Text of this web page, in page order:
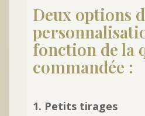
Deux options
fonction de la
commandée :
1. Petits tirages